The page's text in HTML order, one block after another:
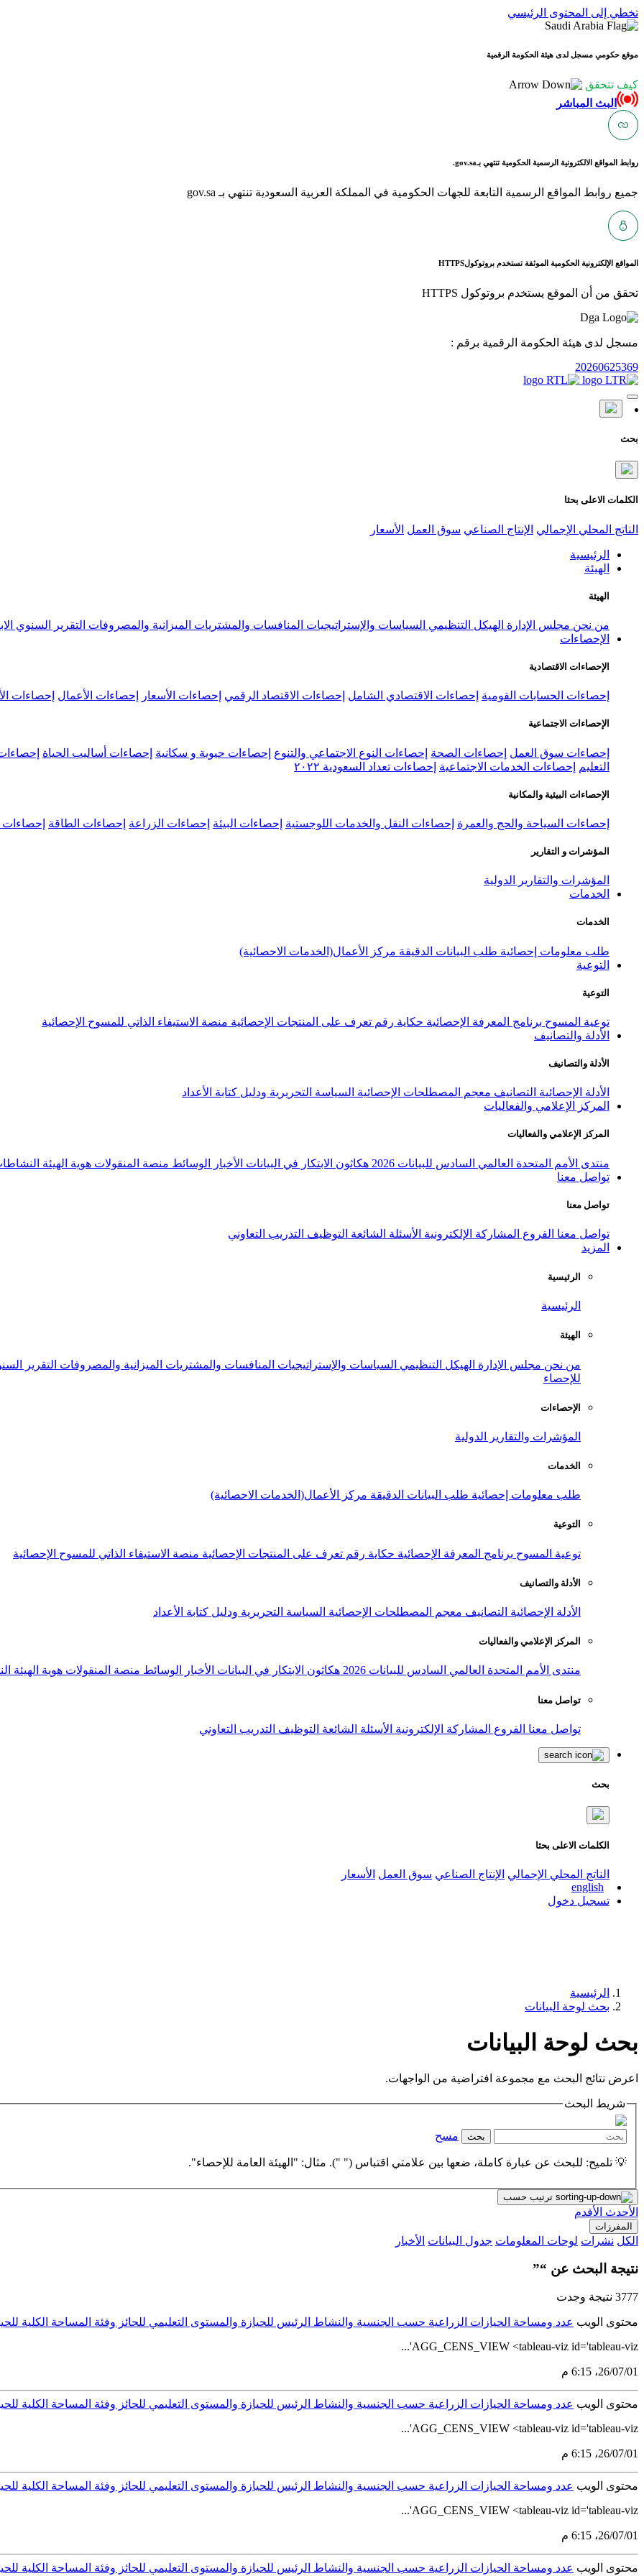
تخطي إلى المحتوى الرئيسي
موقع حكومي مسجل لدى هيئة الحكومة الرقمية
كيف تتحقق
البث المباشر
روابط المواقع الالكترونية الرسمية الحكومية تنتهي بـgov.sa.
جميع روابط المواقع الرسمية التابعة للجهات الحكومية في المملكة العربية السعودية تنتهي بـ gov.sa
المواقع الإلكترونية الحكومية الموثقة تستخدم بروتوكولHTTPS
تحقق من أن الموقع يستخدم بروتوكول HTTPS
مسجل لدى هيئة الحكومة الرقمية برقم :
20260625369
بحث
الكلمات الاعلى بحثا
الناتج المحلي الإجمالي الإنتاج الصناعي سوق العمل الأسعار
الرئيسية
الهيئة
الهيئة
من نحن مجلس الإدارة الهيكل التنظيمي السياسات والإستراتيجيات المنافسات والمشتريات الميزانية والمصروفات التقرير السنوي
الإحصاءات
الإحصاءات الاقتصادية
إحصاءات الحسابات القومية إحصاءات الاقتصادي الشامل إحصاءات الاقتصاد الرقمي إحصاءات الأسعار إحصاءات الأعمال إحصاءات
الإحصاءات الاجتماعية
إحصاءات سوق العمل إحصاءات الصحة إحصاءات النوع الاجتماعي والتنوع إحصاءات حيوية و سكانية إحصاءات أساليب الحياة
التعليم
إحصاءات الخدمات الاجتماعية إحصاءات تعداد السعودية ٢٠٢٢
الإحصاءات البيئية والمكانية
إحصاءات السياحة والحج والعمرة إحصاءات النقل والخدمات اللوجستية إحصاءات البيئة إحصاءات الزراعة إحصاءات الطاقة إحصاءات
المؤشرات و التقارير
المؤشرات والتقارير الدولية
الخدمات
الخدمات
طلب معلومات إحصائية طلب البيانات الدقيقة مركز الأعمال(الخدمات الاحصائية)
التوعية
التوعية
توعية المسوح برنامج المعرفة الإحصائية حكاية رقم تعرف على المنتجات الإحصائية منصة الاستيفاء الذاتي للمسوح الإحصائية
الأدلة والتصانيف
الأدلة والتصانيف
الأدلة الإحصائية التصانيف معجم المصطلحات الإحصائية السياسة التحريرية ودليل كتابة الأعداد
المركز الإعلامي والفعاليات
المركز الإعلامي والفعاليات
منتدى الأمم المتحدة العالمي السادس للبيانات 2026 هكاثون الابتكار في البيانات الأخبار الوسائط منصة المنقولات هوية الهيئة
تواصل معنا
تواصل معنا
تواصل معنا الفروع المشاركة الإلكترونية الأسئلة الشائعة التوظيف التدريب التعاوني
المزيد
الرئيسية
الرئيسية
الهيئة
من نحن مجلس الإدارة الهيكل التنظيمي السياسات والإستراتيجيات المنافسات والمشتريات الميزانية والمصروفات التقرير
للإحصاء
الإحصاءات
المؤشرات والتقارير الدولية
الخدمات
طلب معلومات إحصائية طلب البيانات الدقيقة مركز الأعمال(الخدمات الاحصائية)
التوعية
توعية المسوح برنامج المعرفة الإحصائية حكاية رقم تعرف على المنتجات الإحصائية منصة الاستيفاء الذاتي للمسوح الإحصائية
الأدلة والتصانيف
الأدلة الإحصائية التصانيف معجم المصطلحات الإحصائية السياسة التحريرية ودليل كتابة الأعداد
المركز الإعلامي والفعاليات
منتدى الأمم المتحدة العالمي السادس للبيانات 2026 هكاثون الابتكار في البيانات الأخبار الوسائط منصة المنقولات هوية الهيئة
تواصل معنا
تواصل معنا الفروع المشاركة الإلكترونية الأسئلة الشائعة التوظيف التدريب التعاوني
بحث
الكلمات الاعلى بحثا
الناتج المحلي الإجمالي الإنتاج الصناعي سوق العمل الأسعار
english
تسجيل دخول
الرئيسية
بحث لوحة البيانات
بحث لوحة البيانات
اعرض نتائج البحث مع مجموعة افتراضية من الواجهات.
شريط البحث
بحث مسح
💡 تلميح: للبحث عن عبارة كاملة، ضعها بين علامتي اقتباس (" "). مثال: "الهيئة العامة للإحصاء".
ترتيب حسب
الأحدث الأقدم
المفرزات
الكل نشرات لوحات المعلومات جدول البيانات الأخبار
نتيجة البحث عن “”
3777 نتيجة وجدت
محتوى الويب عدد ومساحة الحيازات الزراعية حسب الجنسية والنشاط الرئيس للحيازة والمستوى التعليمي للحائز وفئة المساحة الكلية
AGG_CENS_VIEW <tableau-viz id='tableau-viz'...
01‏/07‏/26، 6:15 م
محتوى الويب عدد ومساحة الحيازات الزراعية حسب الجنسية والنشاط الرئيس للحيازة والمستوى التعليمي للحائز وفئة المساحة الكلية
AGG_CENS_VIEW <tableau-viz id='tableau-viz'...
01‏/07‏/26، 6:15 م
محتوى الويب عدد ومساحة الحيازات الزراعية حسب الجنسية والنشاط الرئيس للحيازة والمستوى التعليمي للحائز وفئة المساحة الكلية
AGG_CENS_VIEW <tableau-viz id='tableau-viz'...
01‏/07‏/26، 6:15 م
محتوى الويب عدد ومساحة الحيازات الزراعية حسب الجنسية والنشاط الرئيس للحيازة والمستوى التعليمي للحائز وفئة المساحة الكلية